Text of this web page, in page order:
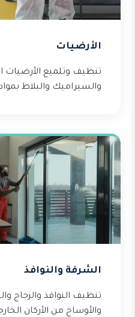
الأرضيات
تنظيف وتلميع الأرضيات
والسيراميك والبلاط
الشرفة والنوافذ
تنظيف النوافذ والزجاج
والأوساخ من الأركان